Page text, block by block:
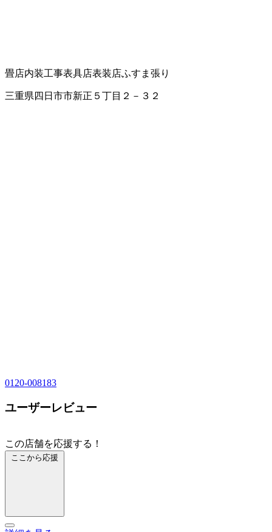
畳店内装工事表具店表装店ふすま張り
三重県四日市市新正５丁目２－３２
0120-008183
ユーザーレビュー
この店舗を応援する！
ここから応援